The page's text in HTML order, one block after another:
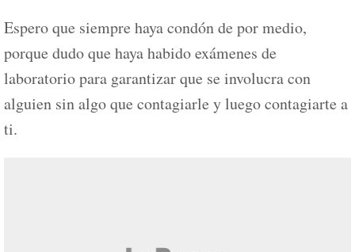
Espero que siempre haya condón de por medio,
porque dudo que haya habido exámenes de
laboratorio para garantizar que se involucra con
alguien sin algo que contagiarle y luego contagiarte a
ti.